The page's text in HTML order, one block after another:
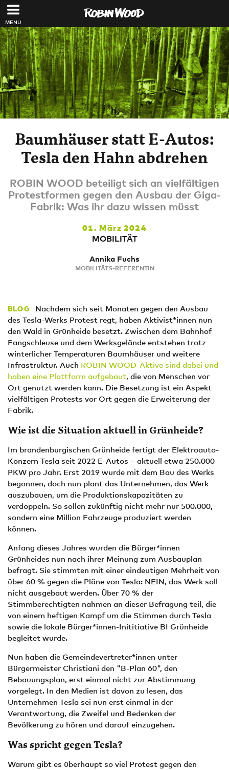
Direkt zum Inhalt
Baumhäuser statt E-Autos:
Tesla den Hahn abdrehen
ROBIN WOOD beteiligt sich an vielfältigen
Protestformen gegen den Ausbau der Giga-
Fabrik: Was ihr dazu wissen müsst
01. März 2024
MOBILITÄT
Annika Fuchs
MOBILITÄTS-REFERENTIN
BLOG
Nachdem sich seit Monaten gegen den Ausbau
des Tesla-Werks Protest regt, haben Aktivist*innen nun
den Wald in Grünheide besetzt. Zwischen dem Bahnhof
Fangschleuse und dem Werksgelände entstehen trotz
winterlicher Temperaturen Baumhäuser und weitere
Infrastruktur. Auch ROBIN WOOD-Aktive sind dabei und
haben eine Plattform aufgebaut, die von Menschen vor
Ort genutzt werden kann. Die Besetzung ist ein Aspekt
vielfältigen Protests vor Ort gegen die Erweiterung der
Fabrik.
Wie ist die Situation aktuell in Grünheide?
Im brandenburgischen Grünheide fertigt der Elektroauto-
Konzern Tesla seit 2022 E-Autos – aktuell etwa 250.000
PKW pro Jahr. Erst 2019 wurde mit dem Bau des Werks
begonnen, doch nun plant das Unternehmen, das Werk
auszubauen, um die Produktionskapazitäten zu
verdoppeln. So sollen zukünftig nicht mehr nur 500.000,
sondern eine Million Fahrzeuge produziert werden
können.
Anfang dieses Jahres wurden die Bürger*innen
Grünheides nun nach ihrer Meinung zum Ausbauplan
befragt. Sie stimmten mit einer eindeutigen Mehrheit von
über 60 % gegen die Pläne von Tesla: NEIN, das Werk soll
nicht ausgebaut werden. Über 70 % der
Stimmberechtigten nahmen an dieser Befragung teil, die
von einem heftigen Kampf um die Stimmen durch Tesla
sowie die lokale Bürger*innen-Inititiative BI Grünheide
begleitet wurde.
Nun haben die Gemeindevertreter*innen unter
Bürgermeister Christiani den "B-Plan 60", den
Bebauungsplan, erst einmal nicht zur Abstimmung
vorgelegt. In den Medien ist davon zu lesen, das
Unternehmen Tesla sei nun erst einmal in der
Verantwortung, die Zweifel und Bedenken der
Bevölkerung zu hören und darauf einzugehen.
Was spricht gegen Tesla?
Warum gibt es überhaupt so viel Protest gegen den